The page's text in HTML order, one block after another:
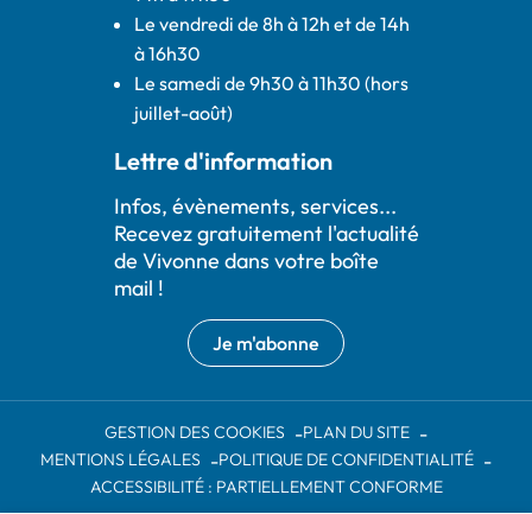
Le vendredi de 8h à 12h et de 14h
à 16h30
Le samedi de 9h30 à 11h30 (hors
juillet-août)
Lettre d'information
Infos, évènements, services...
Recevez gratuitement l'actualité
de Vivonne dans votre boîte
mail !
Je m'abonne
GESTION DES COOKIES
PLAN DU SITE
MENTIONS LÉGALES
POLITIQUE DE CONFIDENTIALITÉ
ACCESSIBILITÉ : PARTIELLEMENT CONFORME